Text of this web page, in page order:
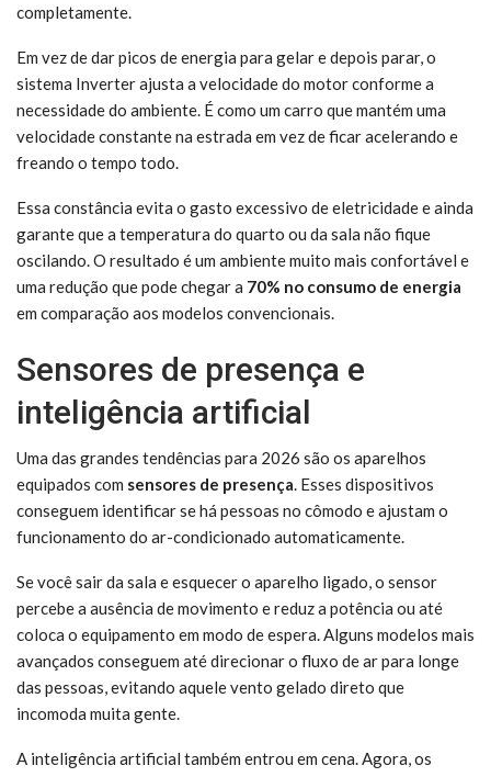
completamente.
Em vez de dar picos de energia para gelar e depois parar, o
sistema Inverter ajusta a velocidade do motor conforme a
necessidade do ambiente. É como um carro que mantém uma
velocidade constante na estrada em vez de ficar acelerando e
freando o tempo todo.
Essa constância evita o gasto excessivo de eletricidade e ainda
garante que a temperatura do quarto ou da sala não fique
oscilando. O resultado é um ambiente muito mais confortável e
uma redução que pode chegar a 70% no consumo de energia
em comparação aos modelos convencionais.
Sensores de presença e
inteligência artificial
Uma das grandes tendências para 2026 são os aparelhos
equipados com sensores de presença. Esses dispositivos
conseguem identificar se há pessoas no cômodo e ajustam o
funcionamento do ar-condicionado automaticamente.
Se você sair da sala e esquecer o aparelho ligado, o sensor
percebe a ausência de movimento e reduz a potência ou até
coloca o equipamento em modo de espera. Alguns modelos mais
avançados conseguem até direcionar o fluxo de ar para longe
das pessoas, evitando aquele vento gelado direto que
incomoda muita gente.
A inteligência artificial também entrou em cena. Agora, os